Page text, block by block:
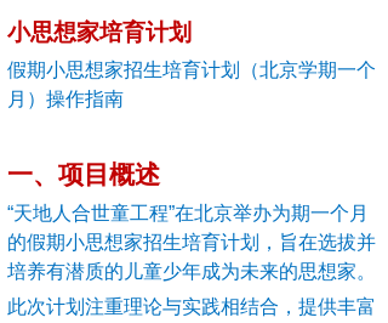
小思想家培育计划
假期小思想家招生培育计划（北京学期一个
月）操作指南
一、项目概述
“天地人合世童工程”在北京举办为期一个月
的假期小思想家招生培育计划，旨在选拔并
培养有潜质的儿童少年成为未来的思想家。
此次计划注重理论与实践相结合，提供丰富